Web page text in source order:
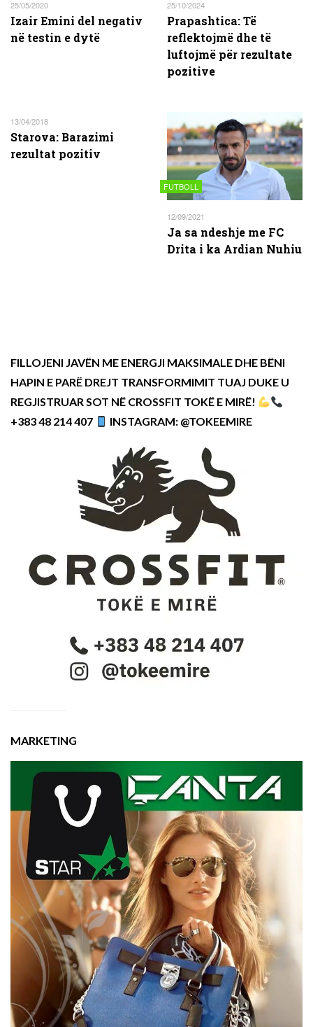
25/05/2020
Izair Emini del negativ
në testin e dytë
25/10/2024
Prapashtica: Të
reflektojmë dhe të
luftojmë për rezultate
pozitive
13/04/2018
Starova: Barazimi
rezultat pozitiv
FUTBOLL
12/09/2021
Ja sa ndeshje me FC
Drita i ka Ardian Nuhiu
FILLOJENI JAVËN ME ENERGJI MAKSIMALE DHE BËNI
HAPIN E PARË DREJT TRANSFORMIMIT TUAJ DUKE U
REGJISTRUAR SOT NË CROSSFIT TOKË E MIRË!
+383 48 214 407
INSTAGRAM: @TOKEEMIRE
MARKETING